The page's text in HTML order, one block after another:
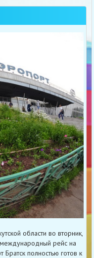
области во вторник,
международный рейс на
полностью готов к